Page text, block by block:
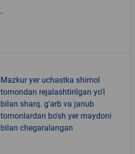
-
Mazkur yer uchastka shimol
tomondan rejalashtirilgan yo'l
bilan sharq. g'arb va janub
tomonlardan bo'sh yer maydoni
bilan chegaralangan